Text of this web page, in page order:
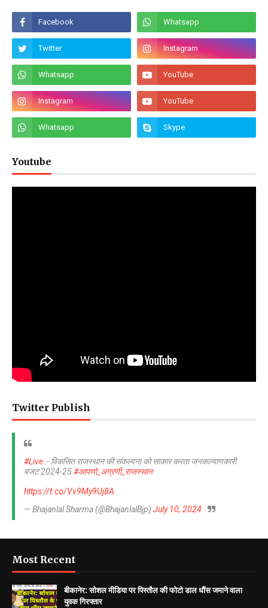
Youtube
Twitter Publish
#Live :- विकसित राजस्थान की संकल्पना को साकार करता जनकल्याणकारी
बजट 2024-25#आपणो_अग्रणी_राजस्थान
https://t.co/Vv9My9Uj8A
— Bhajanlal Sharma (@BhajanlalBjp) July 10, 2024
Most Recent
बीकानेर: सोशल मीडिया पर पिस्तौल की फोटो डाल धौंस जमाने वाला
युवक गिरफ्तार